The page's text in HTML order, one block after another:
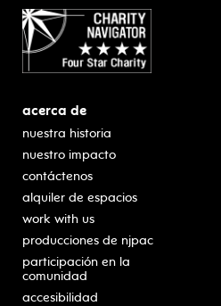
acerca de
nuestra historia
nuestro impacto
contáctenos
alquiler de espacios
work with us
producciones de njpac
participación en la
comunidad
accesibilidad